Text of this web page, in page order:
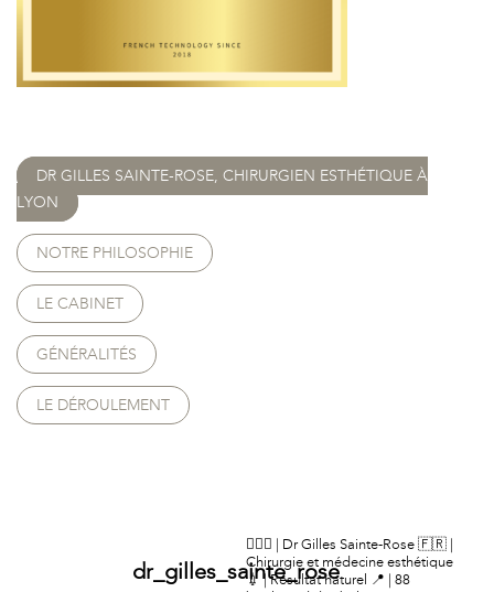
DR GILLES SAINTE-ROSE, CHIRURGIEN ESTHÉTIQUE À
LYON
NOTRE PHILOSOPHIE
LE CABINET
GÉNÉRALITÉS
LE DÉROULEMENT
dr_gilles_sainte_rose
👨🏻‍⚕️ | Dr Gilles Sainte-Rose 🇫🇷 |
Chirurgie et médecine esthétique
💉 | Résultat naturel 📍 | 88